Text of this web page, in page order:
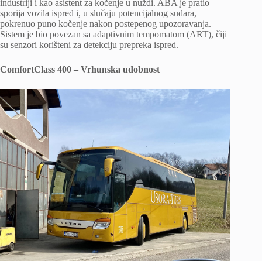
industriji i kao asistent za kočenje u nuždi. ABA je pratio
sporija vozila ispred i, u slučaju potencijalnog sudara,
pokrenuo puno kočenje nakon postepenog upozoravanja.
Sistem je bio povezan sa adaptivnim tempomatom (ART), čiji
su senzori korišteni za detekciju prepreka ispred.
ComfortClass 400 – Vrhunska udobnost